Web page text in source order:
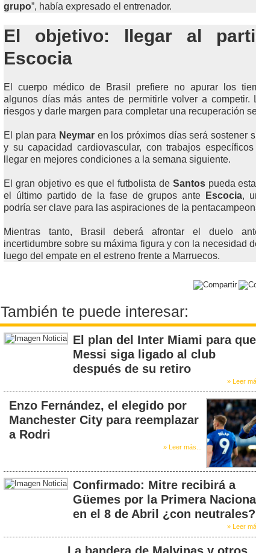
grupo”, había expresado el entrenador.
El objetivo: llegar al
Escocia
El cuerpo médico de Brasil prefiere no apurar los
algunos días más antes de permitirle volver a competir.
riesgos y darle margen para completar una recuperación
El plan para Neymar en los próximos días será sostener
y su capacidad cardiovascular, con trabajos
llegar en mejores condiciones a la semana siguiente.
El gran objetivo es que el futbolista de Santospueda
el último partido de la fase de grupos ante
Escocia,
podría ser clave para las aspiraciones de la
Mientras tanto, Brasil deberá afrontar el duelo
incertidumbre sobre su máxima figura y con la necesidad
luego del empate en el estreno frente a Marruecos.
También te puede interesar:
El plan del Inter Miami para que
Messi siga ligado al club
después de su retiro
» Leer
Enzo Fernández, el elegido por
Manchester City para reemplazar
a Rodri
» Leer más...
Confirmado: Mitre recibirá a
Güemes por la Primera Nacional
en el 8 de Abril ¿con neutrales?
» Leer